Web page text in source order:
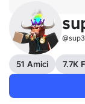
51 Amici 7.7K